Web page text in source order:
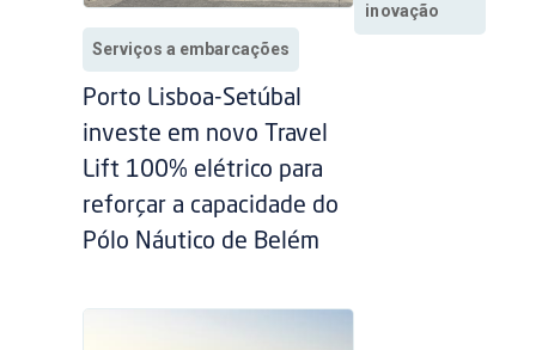
Serviços a embarcações
Porto Lisboa-Setúbal
investe em novo Travel
Lift 100% elétrico para
reforçar a capacidade do
Pólo Náutico de Belém
inovação